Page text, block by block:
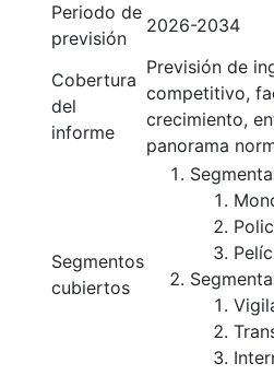
Periodo de
previsión
2026-2034
Cobertura
del
informe
Previsión de
competitivo,
crecimiento,
panorama
Segmentos
cubiertos